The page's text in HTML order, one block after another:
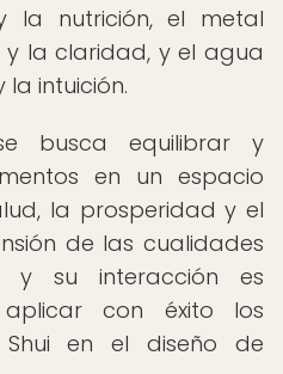
la nutrición, el metal
y la claridad, y el agua
intuición.
busca equilibrar y
en un espacio
la prosperidad y el
de las cualidades
y su interacción es
con éxito los
en el diseño de